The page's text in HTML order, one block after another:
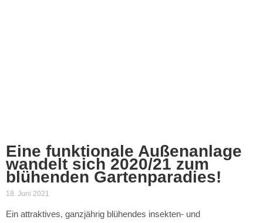
Eine funktionale Außenanlage
wandelt sich 2020/21 zum
blühenden Gartenparadies!
18. Juni 2021
Ein attraktives, ganzjährig blühendes insekten- und